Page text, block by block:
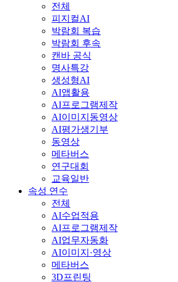
전체
피지컬AI
박람회 복습
박람회 후속
캔바 공식
명사특강
생성형AI
AI앱활용
AI프로그램제작
AI이미지동영상
AI평가생기부
동영상
메타버스
연구대회
교육일반
속성 연수
전체
AI수업적용
AI프로그램제작
AI업무자동화
AI이미지·영상
메타버스
3D프린팅